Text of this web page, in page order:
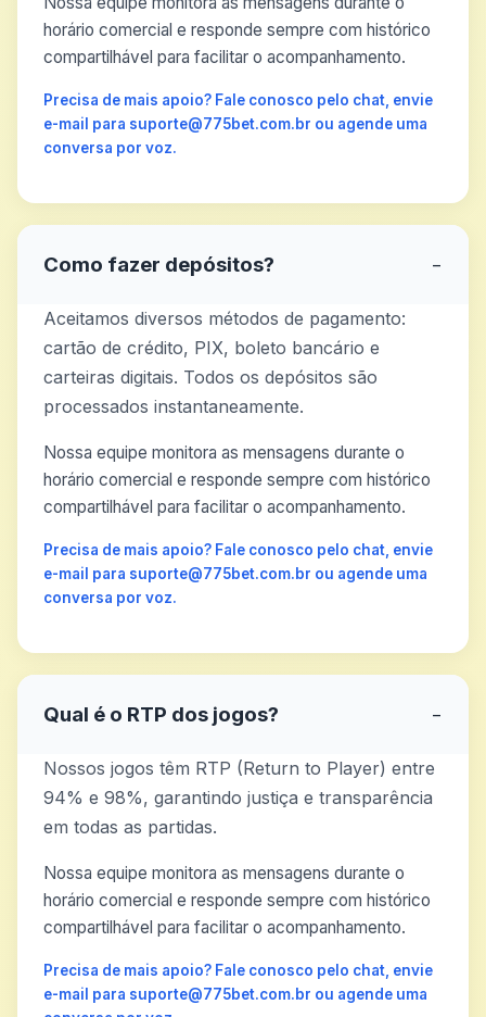
horário comercial e responde sempre com histórico
compartilhável para facilitar o acompanhamento.
Precisa de mais apoio? Fale conosco pelo chat, envie
e-mail para suporte@775bet.com.br ou agende uma
conversa por voz.
Como fazer depósitos? −
Aceitamos diversos métodos de pagamento:
cartão de crédito, PIX, boleto bancário e
carteiras digitais. Todos os depósitos são
processados instantaneamente.
Nossa equipe monitora as mensagens durante o
horário comercial e responde sempre com histórico
compartilhável para facilitar o acompanhamento.
Precisa de mais apoio? Fale conosco pelo chat, envie
e-mail para suporte@775bet.com.br ou agende uma
conversa por voz.
Qual é o RTP dos jogos? −
Nossos jogos têm RTP (Return to Player) entre
94% e 98%, garantindo justiça e transparência
em todas as partidas.
Nossa equipe monitora as mensagens durante o
horário comercial e responde sempre com histórico
compartilhável para facilitar o acompanhamento.
Precisa de mais apoio? Fale conosco pelo chat, envie
e-mail para suporte@775bet.com.br ou agende uma